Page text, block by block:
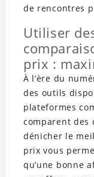
de rencontres
Utiliser
prix :
À l’ère du
des outils
plateformes
comparent des
dénicher le
prix vous
qu’une bonne